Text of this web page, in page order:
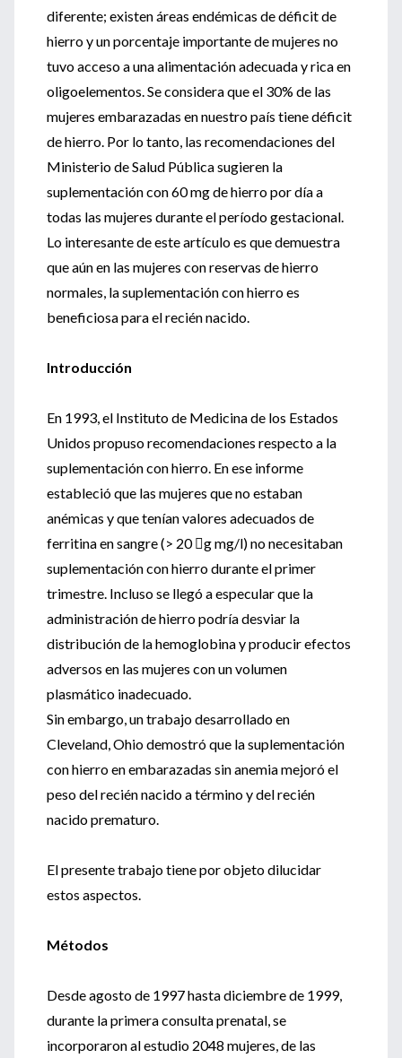
diferente; existen áreas endémicas de déficit de
hierro y un porcentaje importante de mujeres no
tuvo acceso a una alimentación adecuada y rica en
oligoelementos. Se considera que el 30% de las
mujeres embarazadas en nuestro país tiene déficit
de hierro. Por lo tanto, las recomendaciones del
Ministerio de Salud Pública sugieren la
suplementación con 60 mg de hierro por día a
todas las mujeres durante el período gestacional.
Lo interesante de este artículo es que demuestra
que aún en las mujeres con reservas de hierro
normales, la suplementación con hierro es
beneficiosa para el recién nacido.
Introducción
En 1993, el Instituto de Medicina de los Estados
Unidos propuso recomendaciones respecto a la
suplementación con hierro. En ese informe
estableció que las mujeres que no estaban
anémicas y que tenían valores adecuados de
ferritina en sangre (> 20 g mg/l) no necesitaban
suplementación con hierro durante el primer
trimestre. Incluso se llegó a especular que la
administración de hierro podría desviar la
distribución de la hemoglobina y producir efectos
adversos en las mujeres con un volumen
plasmático inadecuado.
Sin embargo, un trabajo desarrollado en
Cleveland, Ohio demostró que la suplementación
con hierro en embarazadas sin anemia mejoró el
peso del recién nacido a término y del recién
nacido prematuro.
El presente trabajo tiene por objeto dilucidar
estos aspectos.
Métodos
Desde agosto de 1997 hasta diciembre de 1999,
durante la primera consulta prenatal, se
incorporaron al estudio 2048 mujeres, de las